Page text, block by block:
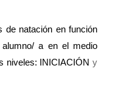
de natación en función
a en el medio
niveles: INICIACIÓNy